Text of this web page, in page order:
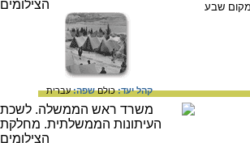
שבע
קהל יעד:כולםשפה:עברית